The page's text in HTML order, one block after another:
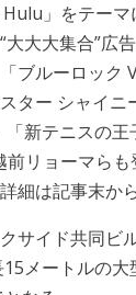
Hulu」をテー
大大集合”広
ブルーロック
ター シャイニ
新テニスの王
前リョーマら
細は記事末か
サイド共同ビ
メートルの